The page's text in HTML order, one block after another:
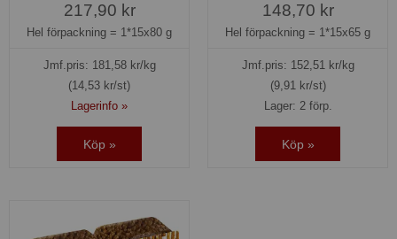
217,90 kr
Hel förpackning = 1*15x80 g
Jmf.pris: 181,58kr/kg
(14,53 kr/st)
Lagerinfo »
Köp »
148,70 kr
Hel förpackning = 1*15x65 g
Jmf.pris: 152,51 kr/kg
(9,91 kr/st)
Lager: 2 förp.
Köp »